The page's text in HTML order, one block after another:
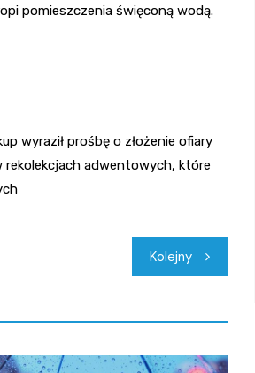
pomieszczenia święconą wodą.
wyraził prośbę o złożenie ofiary
rekolekcjach adwentowych, które
Kolejny